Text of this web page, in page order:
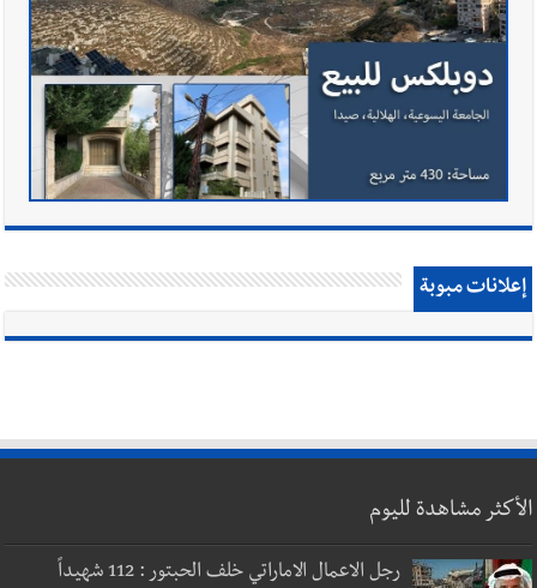
إعلانات مبوبة
الأكثر مشاهدة لليوم
رجل الاعمال الاماراتي خلف الحبتور : 112 شهيداً